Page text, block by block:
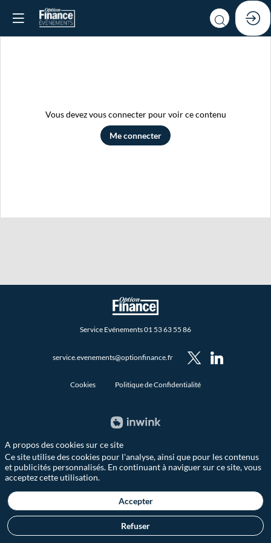
Vous devez vous connecter pour voir ce contenu
Me connecter
Service Evénements 01 53 63 55 86
service.evenements@optionfinance.fr
Cookies Politique de Confidentialité
A propos des cookies sur ce site
Ce site utilise des cookies pour l'analyse, ainsi que pour les contenus
et publicités personnalisés. En continuant à naviguer sur ce site, vous
acceptez cette utilisation.
Accepter
Refuser